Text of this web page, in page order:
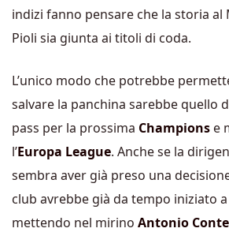
indizi fanno pensare che la storia al
Pioli sia giunta ai titoli di coda.
L’unico modo che potrebbe
salvare la panchina sarebbe quello
pass per la prossima Champions e
l’Europa League. Anche se la
sembra aver già preso una
club avrebbe già da tempo iniziato
mettendo nel mirino Antonio Conte